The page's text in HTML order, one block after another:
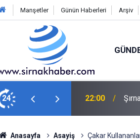
Manşetler Günün Haberleri Arşiv
24 21:19
Anasayfa Asayiş Çakar